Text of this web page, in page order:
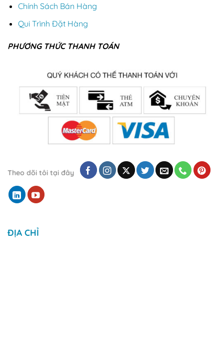
Chính Sách Bán Hàng
Qui Trình Đặt Hàng
PHƯƠNG THỨC THANH TOÁN
Theo dõi tôi tại đây
ĐỊA CHỈ